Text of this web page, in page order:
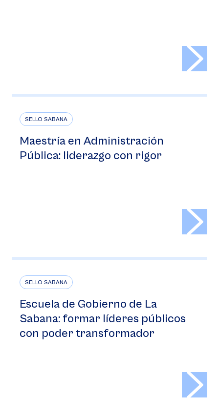
SELLO SABANA
Maestría en Administración
Pública: liderazgo con rigor
SELLO SABANA
Escuela de Gobierno de La
Sabana: formar líderes públicos
con poder transformador